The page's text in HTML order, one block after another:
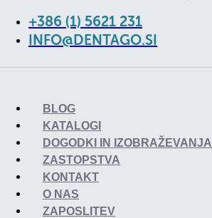
+386 (1) 5621 231
INFO@DENTAGO.SI
BLOG
KATALOGI
DOGODKI IN IZOBRAŽEVANJA
ZASTOPSTVA
KONTAKT
O NAS
ZAPOSLITEV